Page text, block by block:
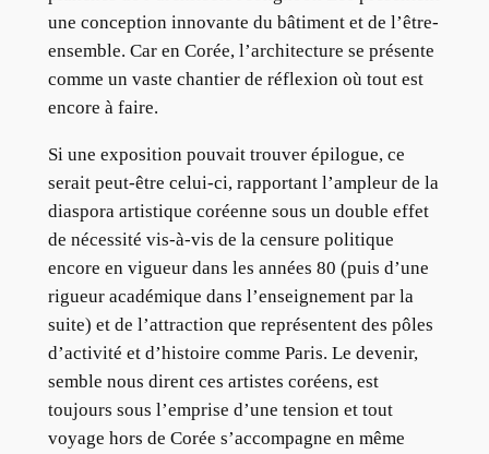
une conception innovante du bâtiment et de l’être-
ensemble. Car en Corée, l’architecture se présente
comme un vaste chantier de réflexion où tout est
encore à faire.
Si une exposition pouvait trouver épilogue, ce
serait peut-être celui-ci, rapportant l’ampleur de la
diaspora artistique coréenne sous un double effet
de nécessité vis-à-vis de la censure politique
encore en vigueur dans les années 80 (puis d’une
rigueur académique dans l’enseignement par la
suite) et de l’attraction que représentent des pôles
d’activité et d’histoire comme Paris. Le devenir,
semble nous dirent ces artistes coréens, est
toujours sous l’emprise d’une tension et tout
voyage hors de Corée s’accompagne en même